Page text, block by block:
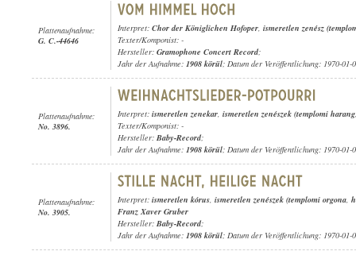
Plattenaufnahme:
G. C.-44646
Interpret: Chor der Königlichen Hofoper, ismeretlen zenész
Texter/Komponist: -
Hersteller: Gramophone Concert Record;
Jahr der Aufnahme: 1908 körül; Datum der Veröffentlichung: 1970-01-
Plattenaufnahme:
No. 3896.
Interpret: ismeretlen zenekar, ismeretlen zenészek (templomi harang
Texter/Komponist: -
Hersteller: Baby-Record;
Jahr der Aufnahme: 1908 körül; Datum der Veröffentlichung: 1970-01-
Plattenaufnahme:
No. 3905.
Interpret: ismeretlen kórus, ismeretlen zenészek (templomi orgona,
Franz Xaver Gruber
Hersteller: Baby-Record;
Jahr der Aufnahme: 1908 körül; Datum der Veröffentlichung: 1970-01-